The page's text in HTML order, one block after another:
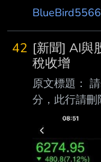
https://
期:115/08/06
3.財務報告或
期
(XXX/XX/
30 4.1月1日
元):1359348
(毛損) (仟元):6
BlueBird5566
42 [新聞] AI與
稅收增
原文標題：
分，此行請
半年稅收增
國庫金雞母
網址，連結